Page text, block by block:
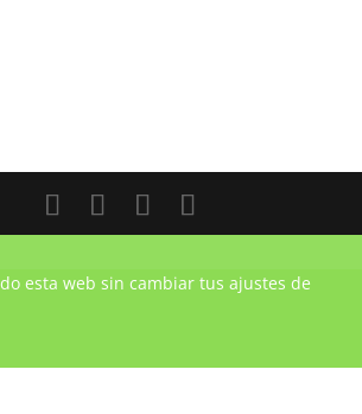
esta web sin cambiar tus ajustes de